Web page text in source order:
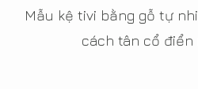
Mẫu kệ tivi bằng gỗ tự
cách tân cổ điển